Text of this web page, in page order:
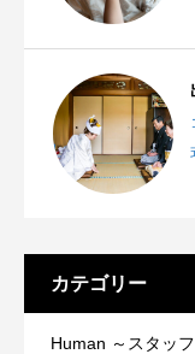
カテゴリー
Human ～スタッフ